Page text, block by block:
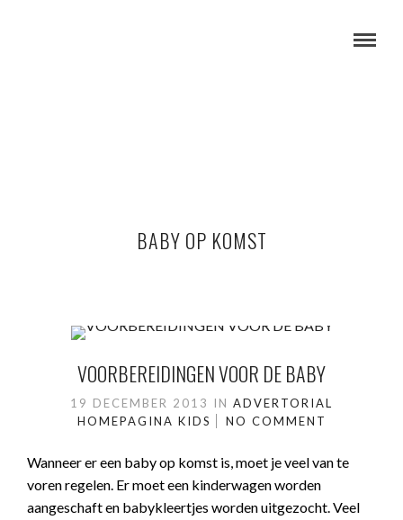
BABY OP KOMST
VOORBEREIDINGEN VOOR DE BABY
19 DECEMBER 2013 IN ADVERTORIAL
HOMEPAGINA KIDS NO COMMENT
Wanneer er een baby op komst is, moet je veel van te
voren regelen. Er moet een kinderwagen worden
aangeschaft en babykleertjes worden uitgezocht. Veel